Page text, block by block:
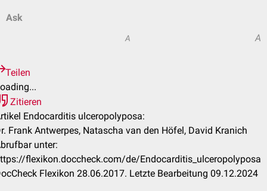
Ask
A A
Teilen
Zitieren
Endocarditis ulceropolyposa:
Frank Antwerpes, Natascha van den Höfel, David Kranich
unter:
flexikon.doccheck.com/de/Endocarditis_ulceropolyposa
Flexikon 28.06.2017. Letzte Bearbeitung 09.12.2024